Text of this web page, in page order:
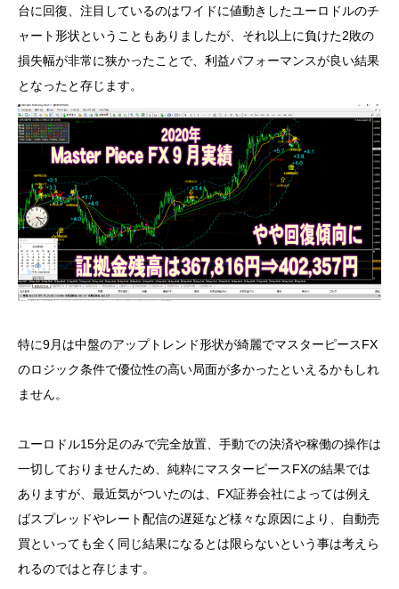
台に回復、注目しているのはワイドに値動きしたユーロドルのチ
ャート形状ということもありましたが、それ以上に負けた2敗の
損失幅が非常に狭かったことで、利益パフォーマンスが良い結果
となったと存じます。
特に9月は中盤のアップトレンド形状が綺麗でマスターピースFX
のロジック条件で優位性の高い局面が多かったといえるかもしれ
ません。
ユーロドル15分足のみで完全放置、手動での決済や稼働の操作は
一切しておりませんため、純粋にマスターピースFXの結果では
ありますが、最近気がついたのは、FX証券会社によっては例え
ばスプレッドやレート配信の遅延など様々な原因により、自動売
買といっても全く同じ結果になるとは限らないという事は考えら
れるのではと存じます。